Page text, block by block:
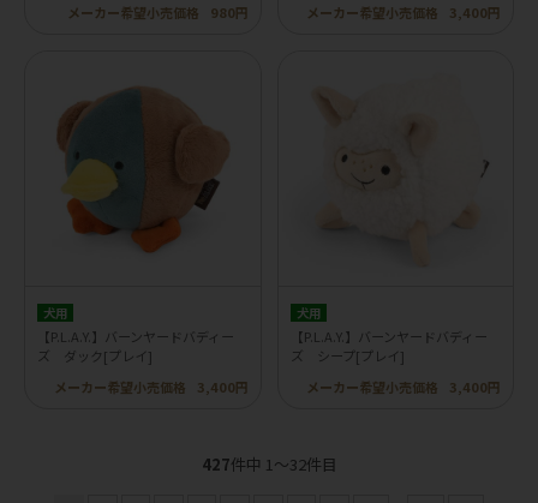
メーカー希望小売価格
980円
メーカー希望小売価格
3,400円
犬用
【P.L.A.Y.】バーンヤードバディー
ズ ダック[プレイ]
メーカー希望小売価格
3,400円
犬用
【P.L.A.Y.】バーンヤードバディー
ズ シープ[プレイ]
メーカー希望小売価格
3,400円
427件中 1〜32件目